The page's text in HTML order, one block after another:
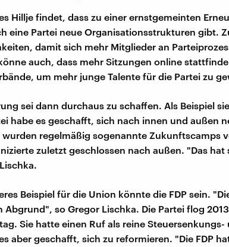
Hillje findet, dass zu einer ernstgemeinten
eine Partei neue Organisationsstrukturen gibt.
damit sich mehr Mitglieder an
auch, dass mehr Sitzungen online
um mehr junge Talente für die Partei zu
sei dann durchaus zu schaffen. Als Beispiel
habe es geschafft, sich nach innen und außen
wurden regelmäßig sogenannte Zukunftscamps
zuletzt geschlossen nach außen. "Das
Beispiel für die Union könnte die FDP sein.
Abgrund", so Gregor Lischka. Die Partei flog
Sie hatte einen Ruf als reine
aber geschafft, sich zu reformieren. "Die FDP